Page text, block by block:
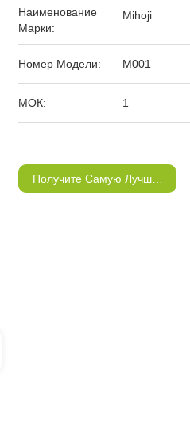
Наименование
Марки:
Mihoji
Номер Модели: M001
МОК: 1
Получите Самую Лучшую Цену